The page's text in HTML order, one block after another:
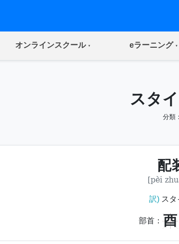
オンラインスクール(current) eラーニング
スタ
分類：
配
[pèi
訳)スタ
部首： 酉